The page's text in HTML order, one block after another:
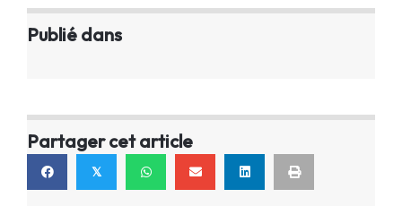
Publié dans
Partager cet article
𝕏